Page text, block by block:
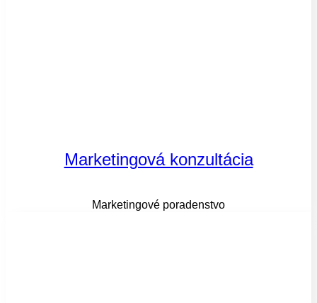
Marketingová konzultácia
Marketingové poradenstvo